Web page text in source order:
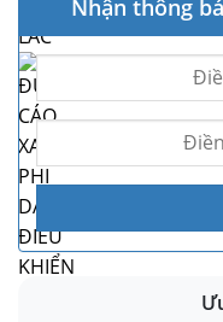
Nhận thông